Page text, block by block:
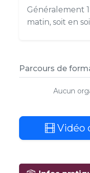
Généralement
matin, soit en
Parcours de
Aucun
Vidéo